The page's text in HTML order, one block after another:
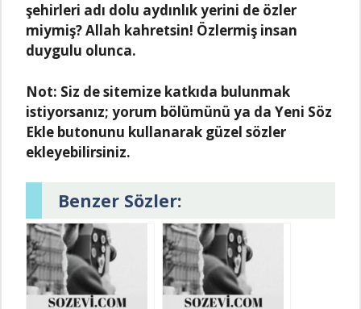
şehirleri adı dolu aydınlık yerini de özler
miymiş? Allah kahretsin! Özlermiş insan
duygulu olunca.
Not: Siz de sitemize katkıda bulunmak
istiyorsanız; yorum bölümünü ya da Yeni Söz
Ekle butonunu kullanarak güzel sözler
ekleyebilirsiniz.
Benzer Sözler: